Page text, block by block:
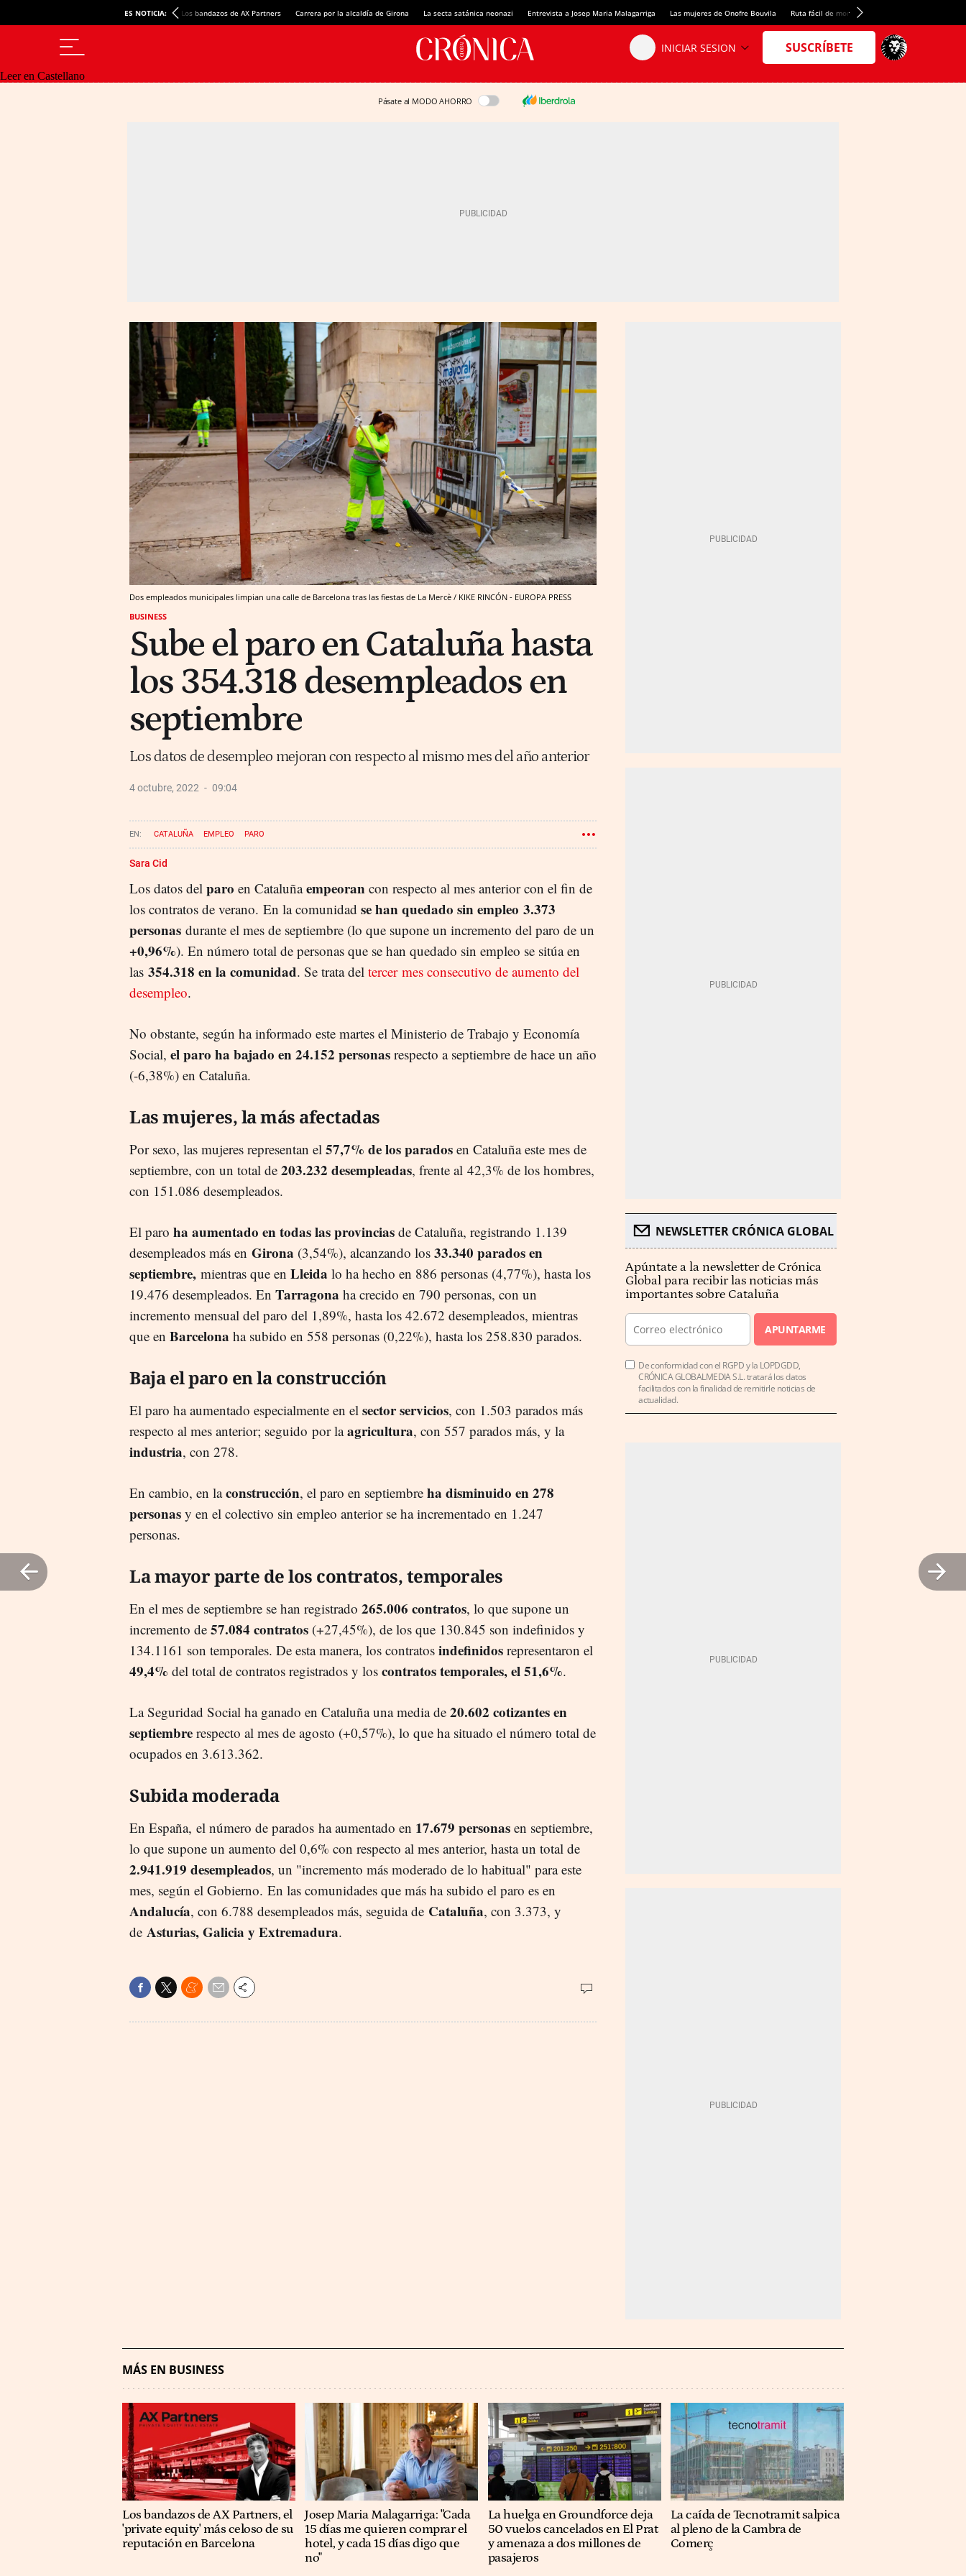
ES NOTICIA: Los bandazos de AX Partners Carrera por la alcaldía de Girona La secta satánica neonazi Entrevista a Josep Maria Malagarriga Las mujeres de Onofre Bouvila Ruta fácil de montaña
Leer en Castellano
Pásate al MODO AHORRO
Dos empleados municipales limpian una calle de Barcelona tras las fiestas de La Mercè / KIKE RINCÓN - EUROPA PRESS
BUSINESS
Sube el paro en Cataluña hasta
los 354.318 desempleados en
septiembre
Los datos de desempleo mejoran con respecto al mismo mes del año anterior
4 octubre, 2022 09:04
CATALUÑA EMPLEO PARO
Sara Cid
Los datos del paro en Cataluñaempeoran con respecto al mes anterior con el fin de
los contratos de verano. En la comunidad se han quedado sin empleo 3.373
personas durante el mes de septiembre (lo que supone un incremento del paro de un
+0,96%). En número total de personas que se han quedado sin empleo se sitúa en
las 354.318 en la comunidad. Se trata del tercer mes consecutivo de aumento del
desempleo.
No obstante, según ha informado este martes el Ministerio de Trabajo y Economía
Social, el paro ha bajado en 24.152 personas respecto a septiembre de hace un año
(-6,38%) en Cataluña.
Las mujeres, la más afectadas
Por sexo, las mujeres representan el 57,7% de los parados en Cataluña este mes de
septiembre, con un total de 203.232 desempleadas, frente al 42,3% de los hombres,
con 151.086 desempleados.
El paro ha aumentado en todas las provincias de Cataluña, registrando 1.139
desempleados más en Girona (3,54%), alcanzando los 33.340 parados en
septiembre, mientras que en Lleida lo ha hecho en 886 personas (4,77%), hasta los
19.476 desempleados. En Tarragona ha crecido en 790 personas, con un
incremento mensual del paro del 1,89%, hasta los 42.672 desempleados, mientras
que en Barcelona ha subido en 558 personas (0,22%), hasta los 258.830 parados.
Baja el paro en la construcción
El paro ha aumentado especialmente en el sector servicios, con 1.503 parados más
respecto al mes anterior; seguido por laagricultura, con 557 parados más, y la
industria, con 278.
En cambio, en laconstrucción, el paro en septiembre ha disminuido en 278
personas y en el colectivo sin empleo anterior se ha incrementado en 1.247
personas.
La mayor parte de los contratos, temporales
En el mes de septiembre se han registrado 265.006 contratos, lo que supone un
incremento de 57.084 contratos (+27,45%), de los que 130.845 son indefinidos y
134.1161 son temporales. De esta manera, los contratos indefinidos representaron el
49,4% del total de contratos registrados y los contratos temporales, el 51,6%.
La Seguridad Social ha ganado en Cataluña una media de 20.602 cotizantes en
septiembre respecto al mes de agosto (+0,57%), lo que ha situado el número total de
ocupados en 3.613.362.
Subida moderada
En España, el número de parados ha aumentado en 17.679 personas en septiembre,
lo que supone un aumento del 0,6% con respecto al mes anterior, hasta un total de
2.941.919 desempleados, un "incremento más moderado de lo habitual" para este
mes, según el Gobierno. En las comunidades que más ha subido el paro es en
Andalucía, con 6.788 desempleados más, seguida de Cataluña, con 3.373, y
de Asturias, Galicia y Extremadura.
NEWSLETTER CRÓNICA GLOBAL
Apúntate a la newsletter de Crónica
Global para recibir las noticias más
importantes sobre Cataluña
APUNTARME
De conformidad con el RGPD y la LOPDGDD,
CRÓNICA GLOBALMEDIA S.L. tratará los datos
facilitados con la finalidad de remitirle noticias de
actualidad.
MÁS EN BUSINESS
Los bandazos de AX Partners, el
'private equity' más celoso de su
reputación en Barcelona
​​Josep Maria Malagarriga: "Cada
15 días me quieren comprar el
hotel, y cada 15 días digo que
no"
La huelga en Groundforce deja
50 vuelos cancelados en El Prat
y amenaza a dos millones de
pasajeros
La caída de Tecnotramit salpica
al pleno de la Cambra de
Comerç